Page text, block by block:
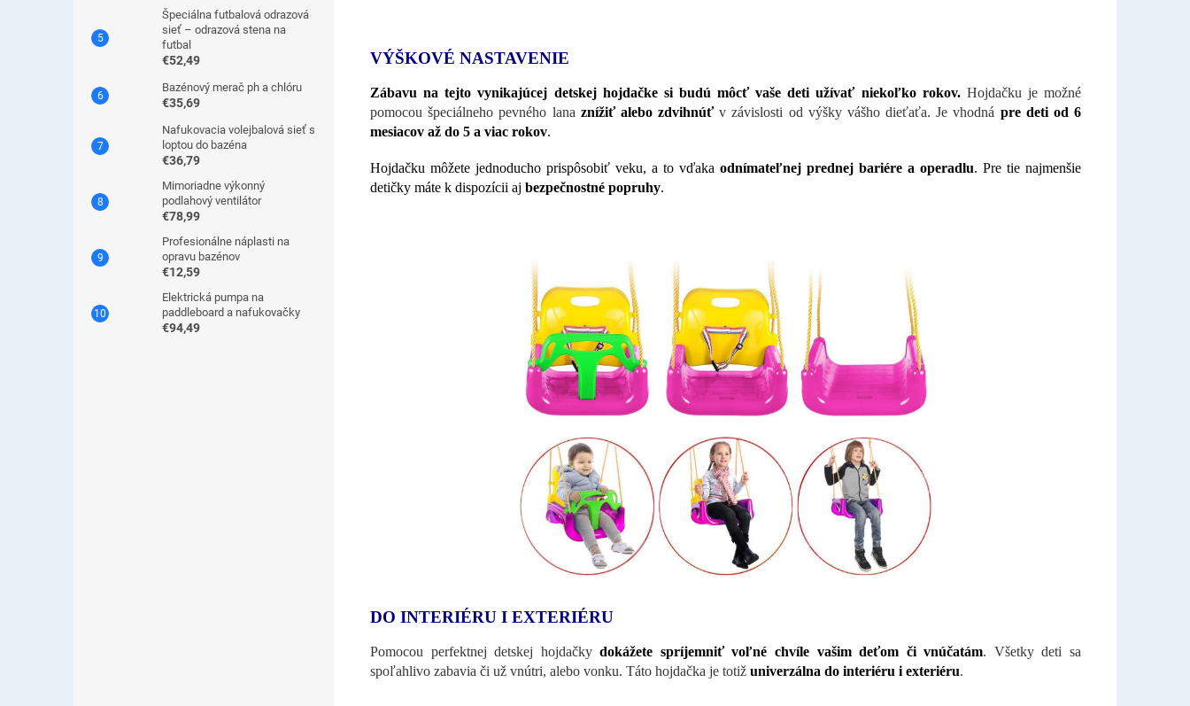
Špeciálna futbalová odrazová
sieť – odrazová stena na
futbal
€52,49
Bazénový merač ph a chlóru
€35,69
Nafukovacia volejbalová sieť s
loptou do bazéna
€36,79
Mimoriadne výkonný
podlahový ventilátor
€78,99
Profesionálne náplasti na
opravu bazénov
€12,59
Elektrická pumpa na
paddleboard a nafukovačky
€94,49
VÝŠKOVÉ NASTAVENIE
Zábavu na tejto vynikajúcej detskej hojdačke si budú môcť vaše deti užívať niekoľko rokov.Hojdačku je možné
pomocou špeciálneho pevného lana znížiť alebo zdvihnúť v závislosti od výšky vášho dieťaťa. Je vhodná pre deti od 6
mesiacov až do 5 a viac rokov.
Hojdačku môžete jednoducho prispôsobiť veku, a to vďaka odnímateľnej prednej bariére a operadlu. Pre tie najmenšie
detičky máte k dispozícii aj bezpečnostné popruhy.
DO INTERIÉRU I EXTERIÉRU
Pomocou perfektnej detskej hojdačkydokážete spríjemniť voľné chvíle vašim deťom či vnúčatám. Všetky deti sa
spoľahlivo zabavia či už vnútri, alebo vonku. Táto hojdačka je totiž univerzálna do interiéru i exteriéru.